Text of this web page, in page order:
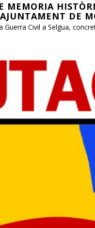
MEMORIA
DE
Civil a Selgua,